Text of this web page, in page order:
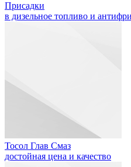
Присадки
в дизельное топливо и
Тосол Глав Смаз
достойная цена и качество